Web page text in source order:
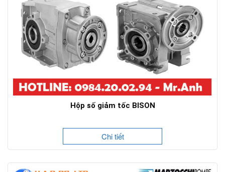
Hộp số giảm tốc BISON
Chi tiết